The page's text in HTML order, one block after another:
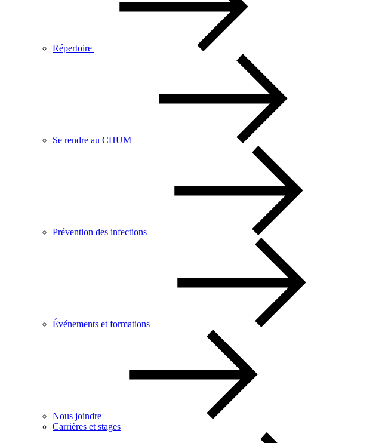
Répertoire
Se rendre au CHUM
Prévention des infections
Événements et formations
Nous joindre
Carrières et stages